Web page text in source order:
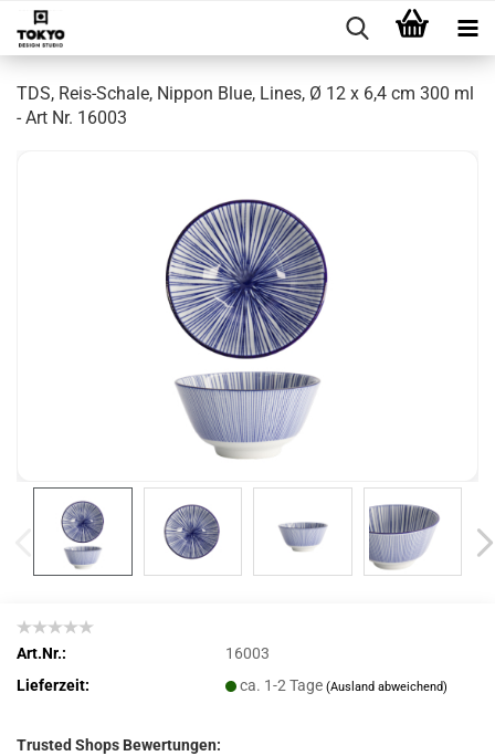
TDS, Reis-Schale, Nippon Blue, Lines, Ø 12 x 6,4 cm 300 ml
- Art Nr. 16003
Art.Nr.:
16003
Lieferzeit:
ca. 1-2 Tage(Ausland abweichend)
Trusted Shops Bewertungen: